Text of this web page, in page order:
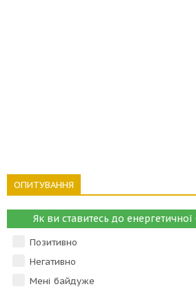
ОПИТУВАННЯ
Як ви ставитесь до
Позитивно
Негативно
Мені байдуже